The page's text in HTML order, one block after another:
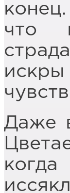
что
Даже